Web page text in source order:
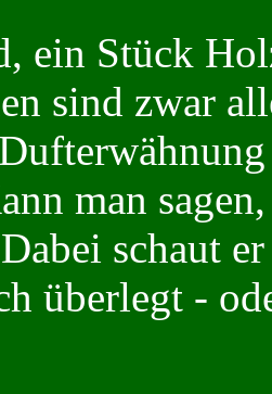
ein Stück
sind zwar
man
schaut
überlegt -